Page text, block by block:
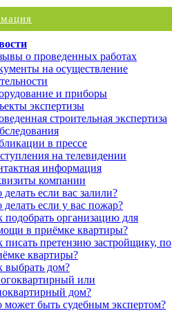
о проведенных работах
на осуществление
и приборы
экспертизы
строительная экспертиза
в прессе
на телевидении
информация
компании
делать если вас залили?
делать если у вас пожар?
подобрать организацию для
в приёмке квартиры?
писать претензию застройщику, по
квартиры?
выбрать дом?
или
дом?
может быть судебным экспертом?